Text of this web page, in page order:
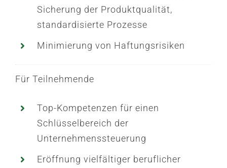
Sicherung der Produktqualität,
standardisierte Prozesse
Minimierung von Haftungsrisiken
Für Teilnehmende
Top-Kompetenzen für einen
Schlüsselbereich der
Unternehmenssteuerung
Eröffnung vielfältiger beruflicher